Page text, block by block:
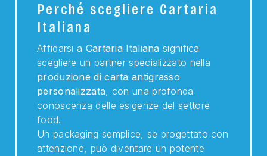
Perché scegliere Cartaria
Italiana
Affidarsi a Cartaria Italiana significa
scegliere un partner specializzato nella
produzione di carta antigrasso
personalizzata, con una profonda
conoscenza delle esigenze del settore
food.
Un packaging semplice, se progettato con
attenzione, può diventare un potente